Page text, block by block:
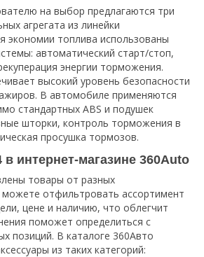
на выбор предлагаются три
агрегата из линейки
экономии топлива использованы
автоматический старт/стоп,
энергии торможения.
высокий уровень безопасности
В автомобиле применяются
стандартных ABS и подушек
шторки, контроль торможения в
просушка тормозов.
интернет-магазине 360Auto
товары от разных
отфильтровать ассортимент
цене и наличию, что облегчит
поможет определиться с
позиций. В каталоге 360Авто
из таких категорий: